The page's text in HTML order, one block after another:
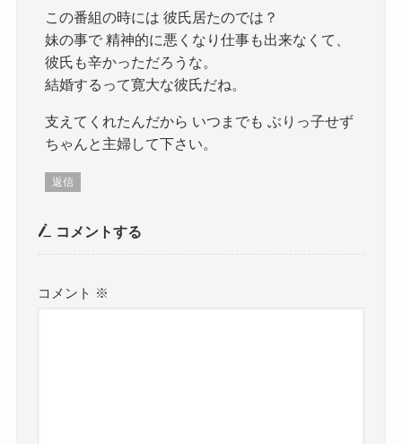
この番組の時には 彼氏居たのでは？
妹の事で 精神的に悪くなり仕事も出来なくて、
彼氏も辛かっただろうな。
結婚するって寛大な彼氏だね。
支えてくれたんだから いつまでも ぶりっ子せず
ちゃんと主婦して下さい。
返信
コメントする
コメント ※